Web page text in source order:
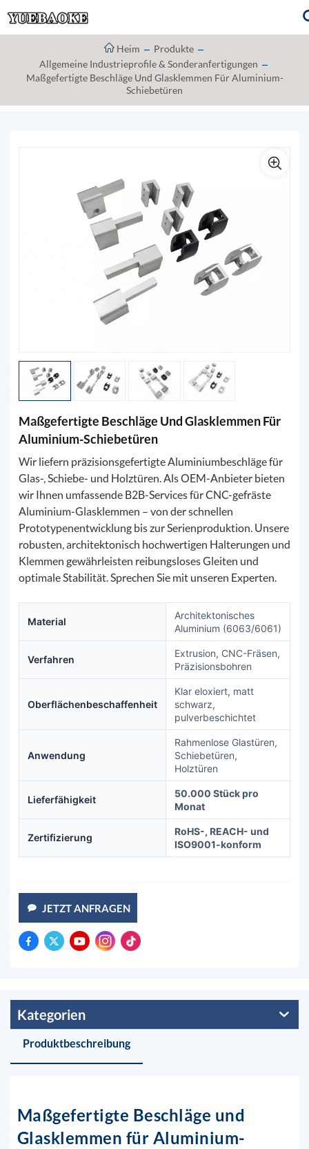
Heim
Produkte
Allgemeine Industrieprofile & Sonderanfertigungen
Maßgefertigte Beschläge Und Glasklemmen Für Aluminium-
Schiebetüren
Maßgefertigte Beschläge Und Glasklemmen Für
Aluminium-Schiebetüren
Wir liefern präzisionsgefertigte Aluminiumbeschläge für
Glas-, Schiebe- und Holztüren. Als OEM-Anbieter bieten
wir Ihnen umfassende B2B-Services für CNC-gefräste
Aluminium-Glasklemmen – von der schnellen
Prototypenentwicklung bis zur Serienproduktion. Unsere
robusten, architektonisch hochwertigen Halterungen und
Klemmen gewährleisten reibungsloses Gleiten und
optimale Stabilität. Sprechen Sie mit unseren Experten.
Material
Architektonisches
Aluminium (6063/6061)
Verfahren
Extrusion, CNC-Fräsen,
Präzisionsbohren
Oberflächenbeschaffenheit
Klar eloxiert, matt
schwarz,
pulverbeschichtet
Anwendung
Rahmenlose Glastüren,
Schiebetüren,
Holztüren
Lieferfähigkeit
50.000 Stück pro
Monat
Zertifizierung
RoHS-, REACH- und
ISO9001-konform
JETZT ANFRAGEN
Kategorien
Produktbeschreibung
Maßgefertigte Beschläge und
Glasklemmen für Aluminium-